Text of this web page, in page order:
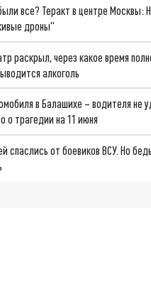
все? Теракт в центре Москвы:
дроны"
раскрыл, через какое время
алкоголь
в Балашихе – водителя не
о трагедии на 11 июня
спаслись от боевиков ВСУ. Но